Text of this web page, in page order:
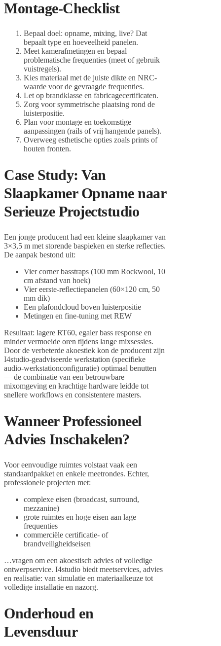
Montage-Checklist
Bepaal doel: opname, mixing, live? Dat
bepaalt type en hoeveelheid panelen.
Meet kamerafmetingen en bepaal
problematische frequenties (meet of gebruik
vuistregels).
Kies materiaal met de juiste dikte en NRC-
waarde voor de gevraagde frequenties.
Let op brandklasse en fabricagecertificaten.
Zorg voor symmetrische plaatsing rond de
luisterpositie.
Plan voor montage en toekomstige
aanpassingen (rails of vrij hangende panels).
Overweeg esthetische opties zoals prints of
houten fronten.
Case Study: Van
Slaapkamer Opname naar
Serieuze Projectstudio
Een jonge producent had een kleine slaapkamer van
3×3,5 m met storende baspieken en sterke reflecties.
De aanpak bestond uit:
Vier corner basstraps (100 mm Rockwool, 10
cm afstand van hoek)
Vier eerste-reflectiepanelen (60×120 cm, 50
mm dik)
Een plafondcloud boven luisterpositie
Metingen en fine-tuning met REW
Resultaat: lagere RT60, egaler bass response en
minder vermoeide oren tijdens lange mixsessies.
Door de verbeterde akoestiek kon de producent zijn
I4studio-geadviseerde werkstation (specifieke
audio-werkstationconfiguratie) optimaal benutten
— de combinatie van een betrouwbare
mixomgeving en krachtige hardware leidde tot
snellere workflows en consistentere masters.
Wanneer Professioneel
Advies Inschakelen?
Voor eenvoudige ruimtes volstaat vaak een
standaardpakket en enkele meetrondes. Echter,
professionele projecten met:
complexe eisen (broadcast, surround,
mezzanine)
grote ruimtes en hoge eisen aan lage
frequenties
commerciële certificatie- of
brandveiligheidseisen
…vragen om een akoestisch advies of volledige
ontwerpservice. I4studio biedt meetservices, advies
en realisatie: van simulatie en materiaalkeuze tot
volledige installatie en nazorg.
Onderhoud en
Levensduur